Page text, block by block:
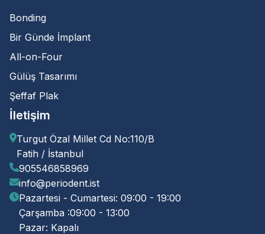
Bonding
Bir Günde İmplant
All-on-Four
Gülüş Tasarımı
Şeffaf Plak
İletişim
Turgut Özal Millet Cd No:110/B
Fatih / İstanbul
905546858969
info@periodent.ist
Pazartesi - Cumartesi: 09:00 - 19:00
Çarşamba :09:00 - 13:00
Pazar: Kapalı